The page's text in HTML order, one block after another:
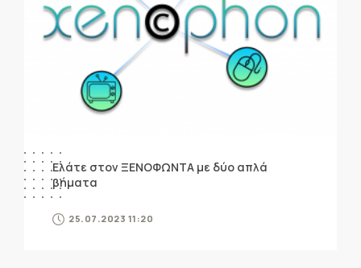
Ελάτε στον ΞΕΝΟΦΩΝΤΑ με δύο απλά
βήματα
25.07.2023 11:20